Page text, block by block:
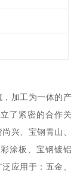
，加工为一体的产
了紧密的合作关
兴、宝钢青山、
涂板、宝钢镀铝
应用于：五金、